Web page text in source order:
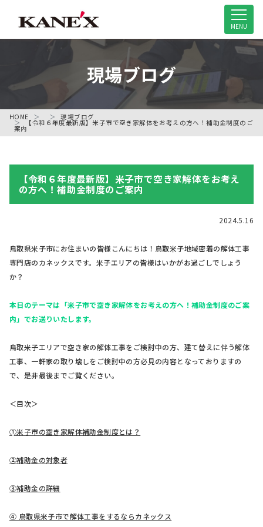
米子市の解体工事専門MENU
現場ブログ
HOME 現場ブログ
【令和６年度最新版】米子市で空き家解体をお考えの方へ！補助金制度のご
案内
【令和６年度最新版】米子市で空き家解体をお考え
の方へ！補助金制度のご案内
2024.5.16
鳥取県米子市にお住まいの皆様こんにちは！鳥取米子地域密着の解体工事
専門店のカネックスです。米子エリアの皆様はいかがお過ごしでしょう
か？
本日のテーマは「米子市で空き家解体をお考えの方へ！補助金制度のご案
内」でお送りいたします。
鳥取米子エリアで空き家の解体工事をご検討中の方、建て替えに伴う解体
工事、一軒家の取り壊しをご検討中の方必見の内容となっておりますの
で、是非最後までご覧ください。
＜目次＞
➀米子市の空き家解体補助金制度とは？
②補助金の対象者
③補助金の詳細
④ 鳥取県米子市で解体工事をするならカネックス